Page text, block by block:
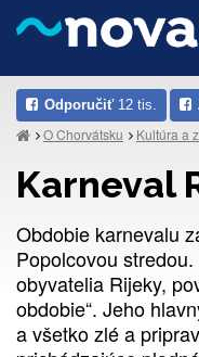
Odporučiť12 tis.
O Chorvátsku Kultúra a
Karneval
Obdobie karnevalu
Popolcovou
obyvatelia Rijeky,
obdobie“. Jeho
a všetko zlé a